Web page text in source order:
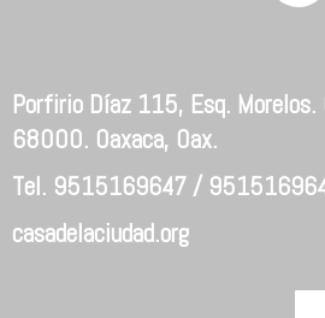
Porfirio Díaz 115, Esq. Morelos.
68000. Oaxaca, Oax.
Tel. 9515169647 /
casadelaciudad.org